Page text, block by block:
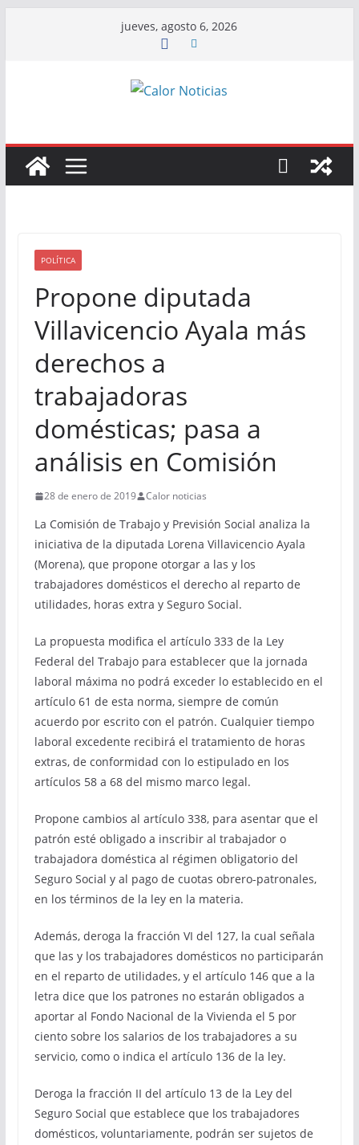
jueves, agosto 6, 2026
POLÍTICA
Propone diputada
Villavicencio Ayala más
derechos a
trabajadoras
domésticas; pasa a
análisis en Comisión
28 de enero de 2019 Calor noticias
La Comisión de Trabajo y Previsión Social analiza la
iniciativa de la diputada Lorena Villavicencio Ayala
(Morena), que propone otorgar a las y los
trabajadores domésticos el derecho al reparto de
utilidades, horas extra y Seguro Social.
La propuesta modifica el artículo 333 de la Ley
Federal del Trabajo para establecer que la jornada
laboral máxima no podrá exceder lo establecido en el
artículo 61 de esta norma, siempre de común
acuerdo por escrito con el patrón. Cualquier tiempo
laboral excedente recibirá el tratamiento de horas
extras, de conformidad con lo estipulado en los
artículos 58 a 68 del mismo marco legal.
Propone cambios al artículo 338, para asentar que el
patrón esté obligado a inscribir al trabajador o
trabajadora doméstica al régimen obligatorio del
Seguro Social y al pago de cuotas obrero-patronales,
en los términos de la ley en la materia.
Además, deroga la fracción VI del 127, la cual señala
que las y los trabajadores domésticos no participarán
en el reparto de utilidades, y el artículo 146 que a la
letra dice que los patrones no estarán obligados a
aportar al Fondo Nacional de la Vivienda el 5 por
ciento sobre los salarios de los trabajadores a su
servicio, como o indica el artículo 136 de la ley.
Deroga la fracción II del artículo 13 de la Ley del
Seguro Social que establece que los trabajadores
domésticos, voluntariamente, podrán ser sujetos de